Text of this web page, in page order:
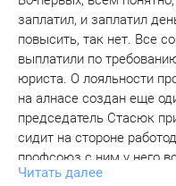
заплатил, и заплатил
повысить, так нет. Все
выплатили по
юриста. О лояльности
на алнасе создан еще
председатель Стасюк
сидит на стороне
профсоюз с ним у него
только члены этого
Читать далее